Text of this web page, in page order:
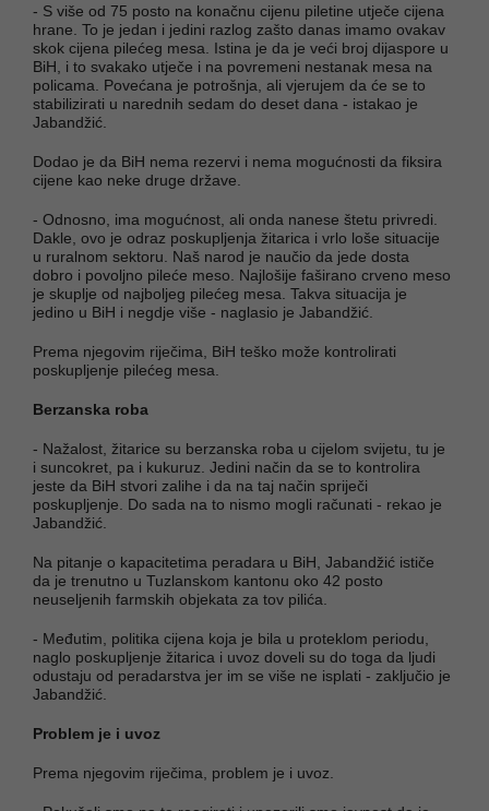
- S više od 75 posto na konačnu cijenu piletine utječe cijena
hrane. To je jedan i jedini razlog zašto danas imamo ovakav
skok cijena pilećeg mesa. Istina je da je veći broj dijaspore u
BiH, i to svakako utječe i na povremeni nestanak mesa na
policama. Povećana je potrošnja, ali vjerujem da će se to
stabilizirati u narednih sedam do deset dana - istakao je
Jabandžić.
Dodao je da BiH nema rezervi i nema mogućnosti da fiksira
cijene kao neke druge države.
- Odnosno, ima mogućnost, ali onda nanese štetu privredi.
Dakle, ovo je odraz poskupljenja žitarica i vrlo loše situacije
u ruralnom sektoru. Naš narod je naučio da jede dosta
dobro i povoljno pileće meso. Najlošije faširano crveno meso
je skuplje od najboljeg pilećeg mesa. Takva situacija je
jedino u BiH i negdje više - naglasio je Jabandžić.
Prema njegovim riječima, BiH teško može kontrolirati
poskupljenje pilećeg mesa.
Berzanska roba
- Nažalost, žitarice su berzanska roba u cijelom svijetu, tu je
i suncokret, pa i kukuruz. Jedini način da se to kontrolira
jeste da BiH stvori zalihe i da na taj način spriječi
poskupljenje. Do sada na to nismo mogli računati - rekao je
Jabandžić.
Na pitanje o kapacitetima peradara u BiH, Jabandžić ističe
da je trenutno u Tuzlanskom kantonu oko 42 posto
neuseljenih farmskih objekata za tov pilića.
- Međutim, politika cijena koja je bila u proteklom periodu,
naglo poskupljenje žitarica i uvoz doveli su do toga da ljudi
odustaju od peradarstva jer im se više ne isplati - zaključio je
Jabandžić.
Problem je i uvoz
Prema njegovim riječima, problem je i uvoz.